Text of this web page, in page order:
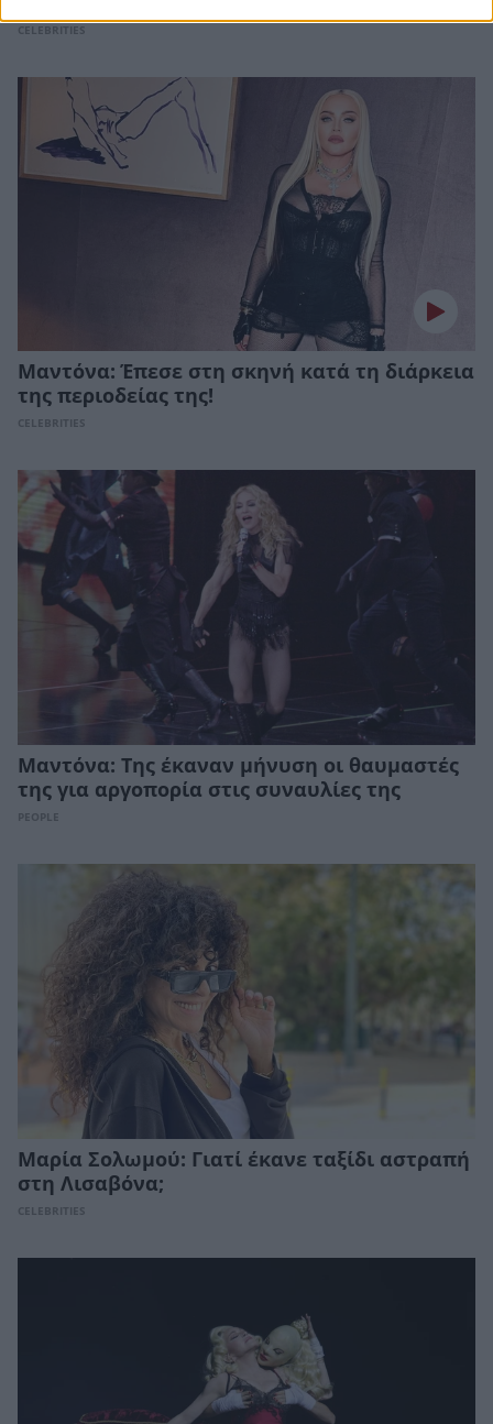
CELEBRITIES
Μαντόνα: Έπεσε στη σκηνή κατά τη διάρκεια
της περιοδείας της!
CELEBRITIES
Μαντόνα: Της έκαναν μήνυση οι θαυμαστές
της για αργοπορία στις συναυλίες της
PEOPLE
Μαρία Σολωμού: Γιατί έκανε ταξίδι αστραπή
στη Λισαβόνα;
CELEBRITIES